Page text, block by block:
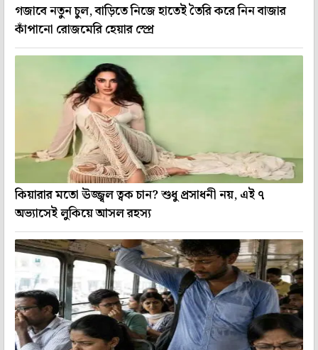
গজাবে নতুন চুল, বাড়িতে নিজে হাতেই তৈরি করে নিন বাজার
কাঁপানো রোজমেরি হেয়ার স্প্রে
কিয়ারার মতো ঊজ্জ্বল ত্বক চান? শুধু প্রসাধনী নয়, এই ৭
অভ্যাসেই লুকিয়ে আসল রহস্য